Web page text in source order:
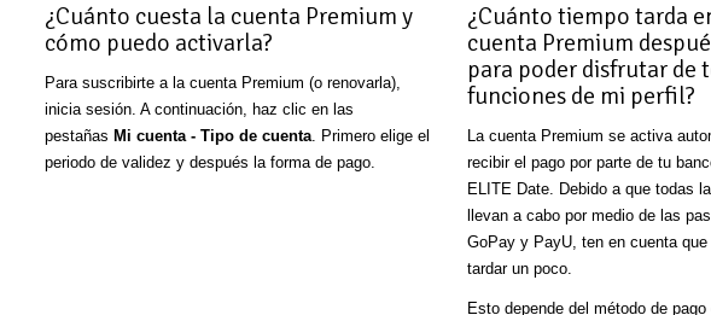
¿Cuánto cuesta la cuenta Premium y
cómo puedo activarla?
Para suscribirte a la cuenta Premium (o renovarla),
inicia sesión. A continuación, haz clic en las
pestañas Mi cuenta - Tipo de cuenta. Primero elige el
periodo de validez y después la forma de pago.
¿Cuánto tiempo tarda
cuenta Premium
para poder disfrutar de
funciones de mi perfil?
La cuenta Premium se activa
recibir el pago por parte de tu
ELITE Date. Debido a que todas
llevan a cabo por medio de las
GoPay y PayU, ten en cuenta
tardar un poco.
Esto depende del método de